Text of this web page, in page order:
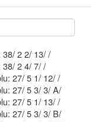
Mblu: 38/ 2 2/ 13/ /
Mblu: 38/ 2 4/ 7/ /
Mblu: 27/ 5 1/ 12/ /
Mblu: 27/ 5 3/ 3/ A/
Mblu: 27/ 5 1/ 13/ /
Mblu: 27/ 5 3/ 3/ B/